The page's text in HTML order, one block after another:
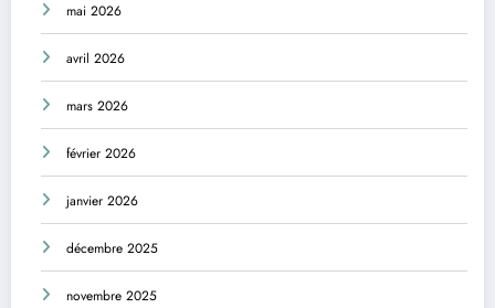
mai 2026
avril 2026
mars 2026
février 2026
janvier 2026
décembre 2025
novembre 2025